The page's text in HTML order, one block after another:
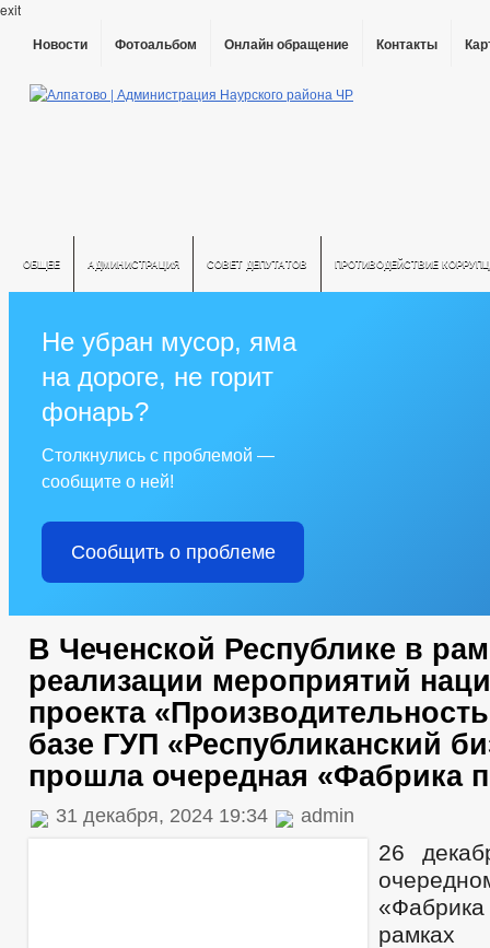
exit
Новости Фотоальбом Онлайн обращение Контакты
ОБЩЕЕ АДМИНИСТРАЦИЯ СОВЕТ ДЕПУТАТОВ ПРОТИВОДЕЙСТВИЕ
Не убран мусор, яма
на дороге, не горит
фонарь?
Столкнулись с проблемой —
сообщите о ней!
Сообщить о проблеме
В Чеченской Республике в
реализации мероприятий
проекта
базе ГУП «Республиканский
прошла очередная «Фабрика
31 декабря, 2024 19:34 admin
26